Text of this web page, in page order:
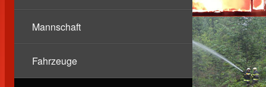
Mannschaft
Fahrzeuge